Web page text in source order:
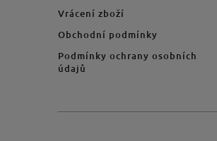
Vrácení zboží
Obchodní podmínky
Podmínky ochrany osobních
údajů